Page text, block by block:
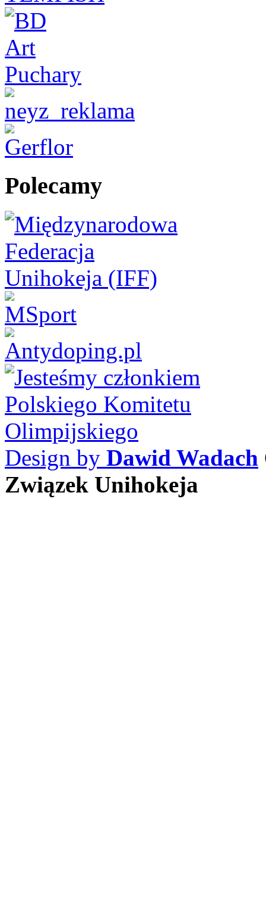
Polecamy
Design by Dawid Wadach
Związek Unihokeja